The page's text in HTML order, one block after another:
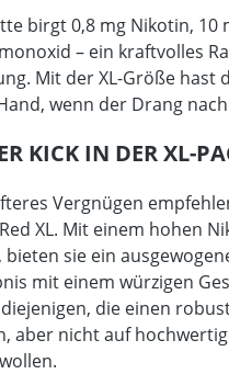
birgt 0,8 mg Nikotin, 10
– ein kraftvolles
Mit der XL-Größe hast
wenn der Drang
KICK IN DER XL-
Vergnügen
XL. Mit einem hohen
bieten sie ein
mit einem würzigen
die einen
aber nicht auf